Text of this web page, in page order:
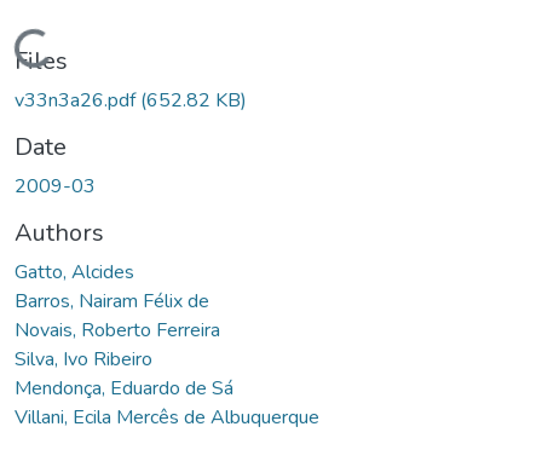
Loading...
Files
v33n3a26.pdf(652.82 KB)
Date
2009-03
Authors
Gatto, Alcides
Barros, Nairam Félix de
Novais, Roberto Ferreira
Silva, Ivo Ribeiro
Mendonça, Eduardo de Sá
Villani, Ecila Mercês de Albuquerque